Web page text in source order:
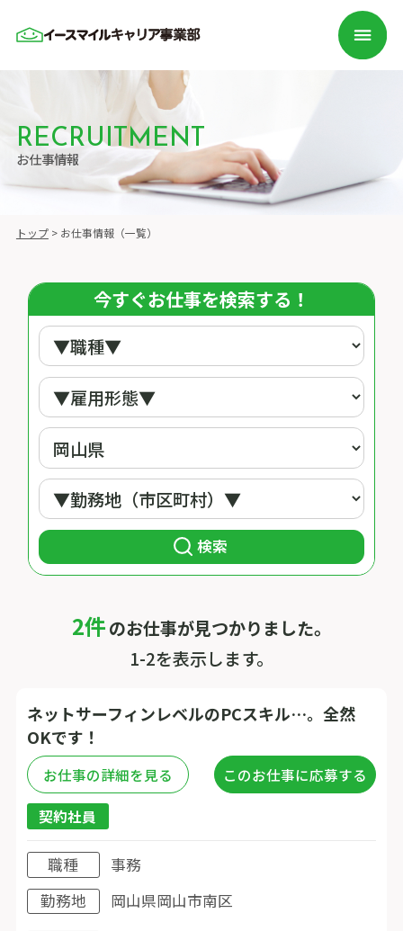
RECRUITMENT
お仕事情報
トップ> お仕事情報（一覧）
今すぐお仕事を検索する！
検索
2件のお仕事が見つかりました。
1-2を表示します。
ネットサーフィンレベルのPCスキル…。全然
OKです！
お仕事の詳細を見る このお仕事に応募する
契約社員
職種
事務
勤務地
岡山県岡山市南区